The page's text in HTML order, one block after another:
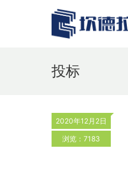
投标
2020年12月2日
浏览：7183